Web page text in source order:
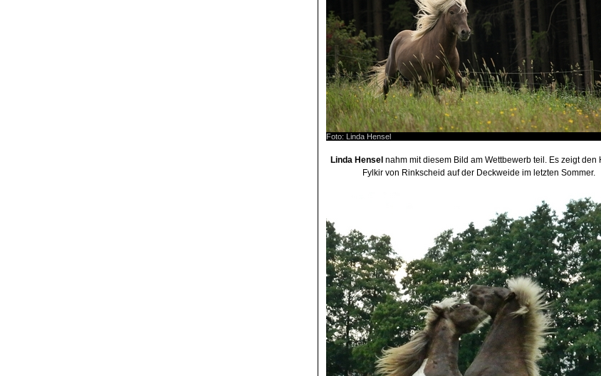
Foto: Linda Hensel
Linda Hensel nahm mit diesem Bild am Wettbewerb teil. Es zeigt den
Fylkir von Rinkscheid auf der Deckweide im letzten Sommer.